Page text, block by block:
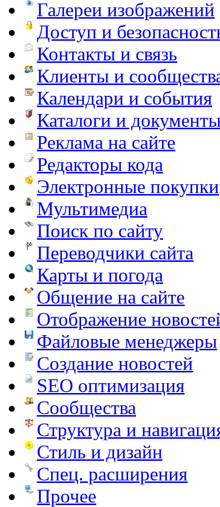
Галереи изображений
Доступ и
Контакты и связь
Клиенты и
Календари и события
Каталоги и
Реклама на сайте
Редакторы кода
Электронные покупки
Мультимедиа
Поиск по сайту
Переводчики сайта
Карты и погода
Общение на сайте
Отображение
Файловые менеджеры
Создание новостей
SEO оптимизация
Сообщества
Структура и
Стиль и дизайн
Спец. расширения
Прочее